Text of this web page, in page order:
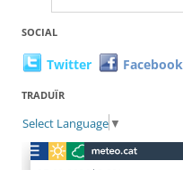
SOCIAL
Twitter Facebook
TRADUÏR
Select Language ▼